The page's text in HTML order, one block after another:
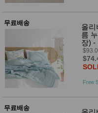
품
전 주방가
활가전
건강가
전
주 명품식
보관용
기
무료배송
올리
름
장) -
Free
무료배송